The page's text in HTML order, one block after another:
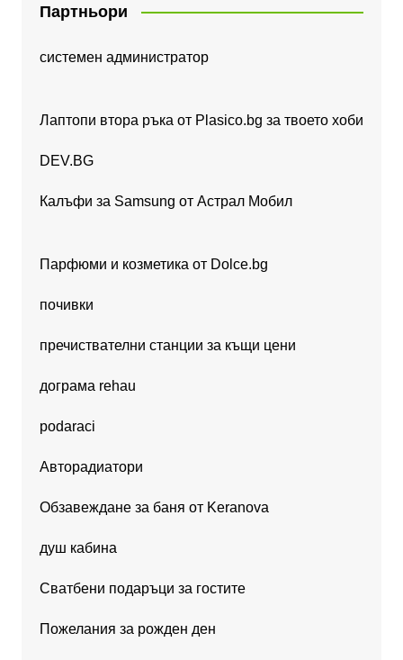
Партньори
системен администратор
Лаптопи втора ръка от Plasico.bg за твоето хоби
DEV.BG
Калъфи за Samsung от Астрал Мобил
Парфюми и козметика от Dolce.bg
почивки
пречиствателни станции за къщи цени
дограма rehau
podaraci
Авторадиатори
Обзавеждане за баня от Keranova
душ кабина
Сватбени подаръци за гостите
Пожелания за рожден ден